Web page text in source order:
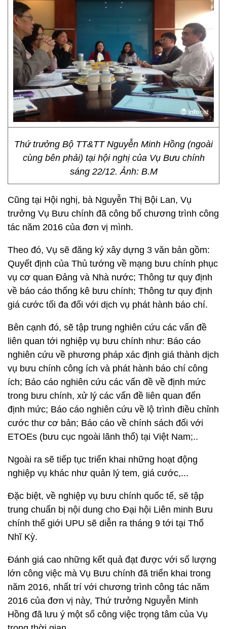
Thứ trưởng Bộ TT&TT Nguyễn Minh Hồng (ngoài
cùng bên phải) tại hội nghị của Vụ Bưu chính
sáng 22/12. Ảnh: B.M
Cũng tại Hội nghị, bà Nguyễn Thị Bội Lan, Vụ
trưởng Vụ Bưu chính đã công bố chương trình công
tác năm 2016 của đơn vị mình.
Theo đó, Vụ sẽ đăng ký xây dựng 3 văn bản gồm:
Quyết định của Thủ tướng về mạng bưu chính phục
vụ cơ quan Đảng và Nhà nước; Thông tư quy định
về báo cáo thống kê bưu chính; Thông tư quy định
giá cước tối đa đối với dịch vụ phát hành báo chí.
Bên cạnh đó, sẽ tập trung nghiên cứu các vấn đề
liên quan tới nghiệp vụ bưu chính như: Báo cáo
nghiên cứu về phương pháp xác định giá thành dịch
vụ bưu chính công ích và phát hành báo chí công
ích; Báo cáo nghiên cứu các vấn đề về định mức
trong bưu chính, xử lý các vấn đề liên quan đến
định mức; Báo cáo nghiên cứu về lộ trình điều chỉnh
cước thư cơ bản; Báo cáo về chính sách đối với
ETOEs (bưu cục ngoài lãnh thổ) tại Việt Nam;..
Ngoài ra sẽ tiếp tục triển khai những hoạt động
nghiệp vụ khác như quản lý tem, giá cước,...
Đặc biệt, về nghiệp vụ bưu chính quốc tế, sẽ tập
trung chuẩn bị nội dung cho Đại hội Liên minh Bưu
chính thế giới UPU sẽ diễn ra tháng 9 tới tại Thổ
Nhĩ Kỳ.
Đánh giá cao những kết quả đạt được với số lượng
lớn công việc mà Vụ Bưu chính đã triển khai trong
năm 2016, nhất trí với chương trình công tác năm
2016 của đơn vị này, Thứ trưởng Nguyễn Minh
Hồng đã lưu ý một số công việc trọng tâm của Vụ